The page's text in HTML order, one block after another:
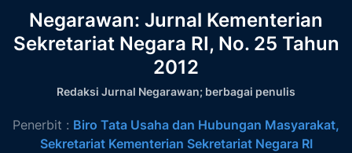
Negarawan: Jurnal Kementerian
Sekretariat Negara RI, No. 25 Tahun
2012
Redaksi Jurnal Negarawan; berbagai penulis
Penerbit : Biro Tata Usaha dan Hubungan Masyarakat,
Sekretariat Kementerian Sekretariat Negara RI